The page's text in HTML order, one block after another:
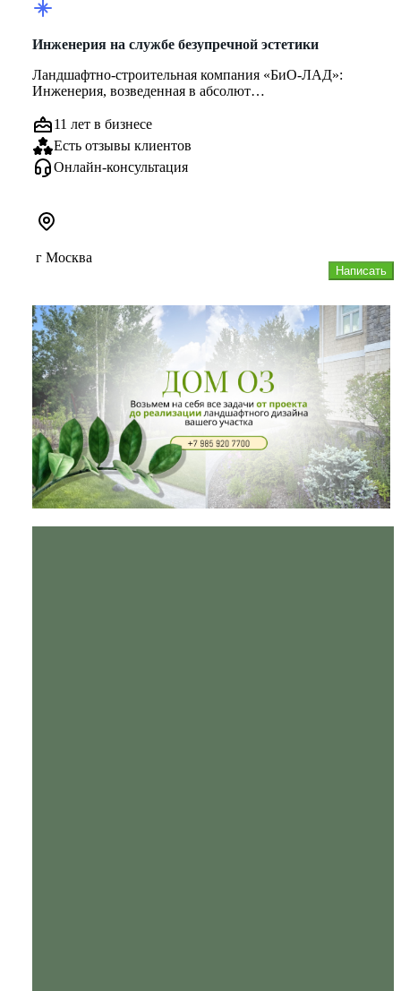
Инженерия на службе безупречной эстетики
Ландшафтно-строительная компания «БиО-ЛАД»:
Инженерия, возведенная в абсолют
Мы убеждены: по-настоящему красивый сад на...
11 лет в бизнесе
Есть отзывы клиентов
Онлайн-консультация
Написать
г Москва